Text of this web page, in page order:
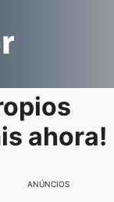
ahora!
ANÚNCIOS